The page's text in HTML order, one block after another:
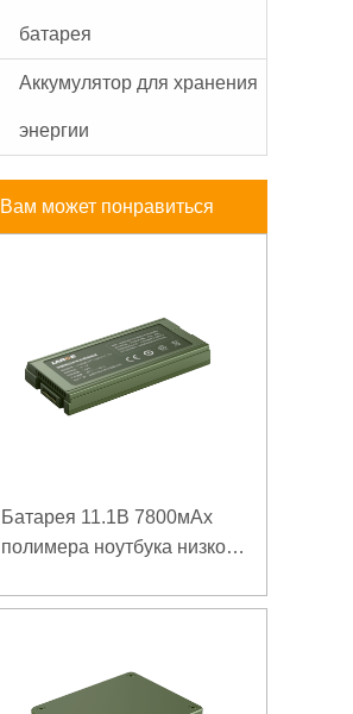
батарея
Аккумулятор для хранения
энергии
Вам может понравиться
Батарея 11.1В 7800мАх
полимера ноутбука низкой
плотности энергии